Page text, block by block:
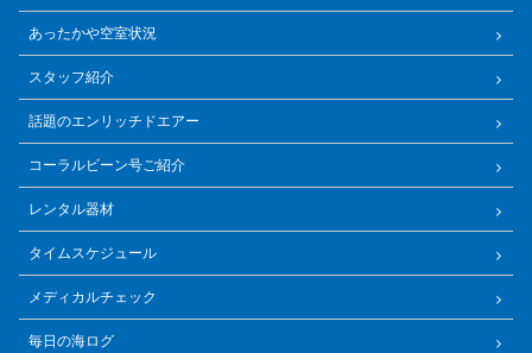
あったかや空室状況
スタッフ紹介
話題のエンリッチドエアー
コーラルビーン号ご紹介
レンタル器材
タイムスケジュール
メディカルチェック
毎日の海ログ